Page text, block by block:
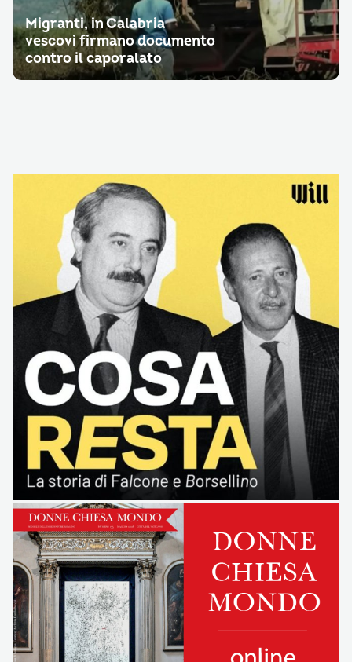
Migranti, in Calabria
vescovi firmano documento
contro il caporalato